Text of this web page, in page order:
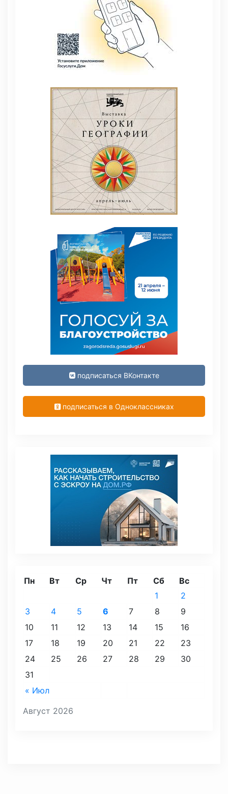
подписаться ВКонтакте
подписаться в Одноклассниках
Август 2026
Пн Вт Ср Чт Пт Сб Вс
« Июл
1
2
3
4 5 6 7 8
9
10
11 12 13 14 15
16
17
18 19 20 21 22
23
24
25 26 27 28 29
30
31